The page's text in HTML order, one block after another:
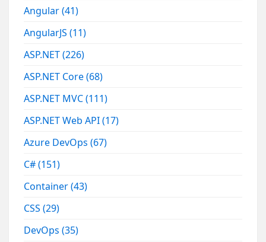
Angular(41)
AngularJS(11)
ASP.NET(226)
ASP.NET Core(68)
ASP.NET MVC(111)
ASP.NET Web API(17)
Azure DevOps(67)
C#(151)
Container(43)
CSS(29)
DevOps(35)